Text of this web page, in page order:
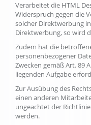
Verarbeitet die HTML
Widerspruch gegen die
solcher Direktwerbung
Direktwerbung, so wird
Zudem hat die
personenbezogener
Zwecken gemäß Art. 89
liegenden Aufgabe
Zur Ausübung des
einen anderen
ungeachtet der
werden.